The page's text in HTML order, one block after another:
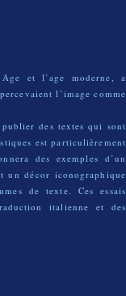
et l’age moderne, a
l’image comme
des textes qui sont
est particulièrement
des exemples d’un
un décor iconographique
de texte. Ces essais
italienne et des